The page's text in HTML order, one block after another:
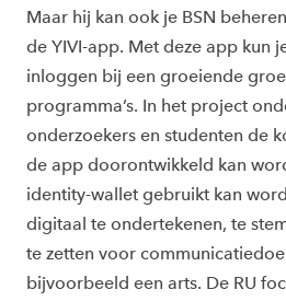
Maar hij kan ook je BSN
de YIVI-app. Met deze app kun
inloggen bij een groeiende
programma’s. In het project
onderzoekers en studenten de
de app doorontwikkeld kan
identity-wallet gebruikt kan
digitaal te ondertekenen, te
te zetten voor
bijvoorbeeld een arts. De RU